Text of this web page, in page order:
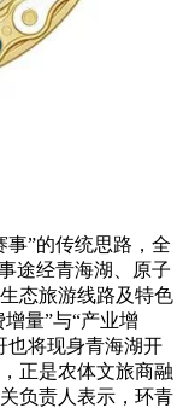
”的传统思路，全
途经青海湖、原子
态旅游线路及特色
量”与“产业增
也将现身青海湖开
正是农体文旅商融
负责人表示，环青